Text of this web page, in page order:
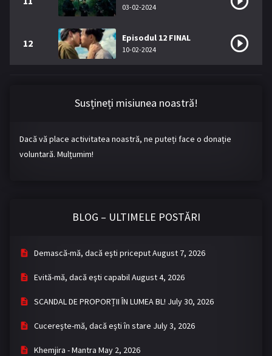
03-02-2024
12 Episodul 12 FINAL
10-02-2024
Susțineți misiunea noastră!
Dacă vă place activitatea noastră, ne puteți face o donație
voluntară. Mulțumim!
BLOG – ULTIMELE POSTĂRI
Demască-mă, dacă eşti priceputAugust 7, 2026
Evită-mă, dacă eşti capabilAugust 4, 2026
SCANDAL DE PROPORȚII ÎN LUMEA BL! July 30, 2026
Cucereşte-mă, dacă eşti în stare July 3, 2026
Khemjira - Mantra May 2, 2026